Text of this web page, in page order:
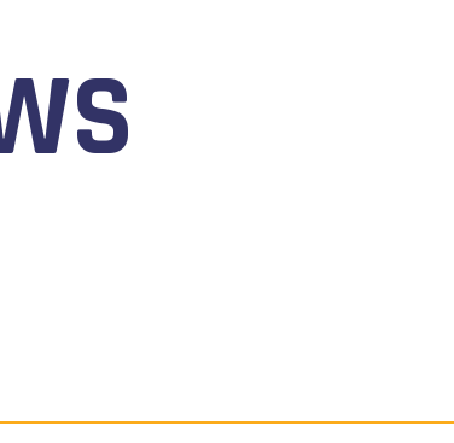
2026 TORNA IL WATERFESTIVAL AL